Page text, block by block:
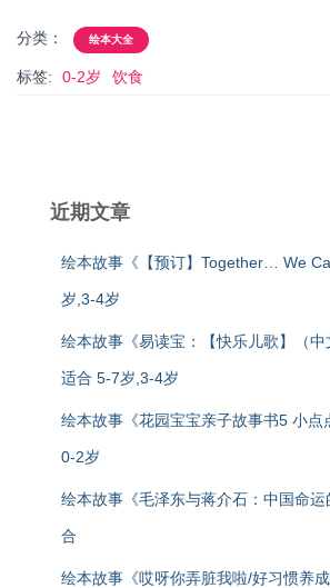
分类： 绘本大全
标签: 0-2岁 饮食
近期文章
绘本故事《【预订】Together… We
岁,3-4岁
绘本故事《易读宝：【快乐儿歌】（
适合 5-7岁,3-4岁
绘本故事《花园宝宝亲子故事书5 小点
0-2岁
绘本故事《毛泽东与蒋介石：中国命
合
绘本故事《哎呀你弄脏我啦/好习惯养